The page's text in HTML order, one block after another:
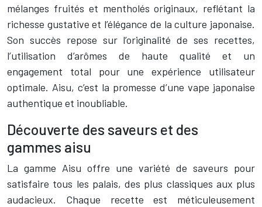
mélanges fruités et mentholés originaux, reflétant la
richesse gustative et l’élégance de la culture japonaise.
Son succès repose sur l’originalité de ses recettes,
l’utilisation d’arômes de haute qualité et un
engagement total pour une expérience utilisateur
optimale. Aisu, c’est la promesse d’une vape japonaise
authentique et inoubliable.
Découverte des saveurs et des
gammes aisu
La gamme Aisu offre une variété de saveurs pour
satisfaire tous les palais, des plus classiques aux plus
audacieux. Chaque recette est méticuleusement